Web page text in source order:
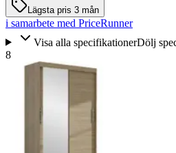
Lägsta pris 3 mån
i samarbete med PriceRunner
Visa alla specifikationerDölj
8